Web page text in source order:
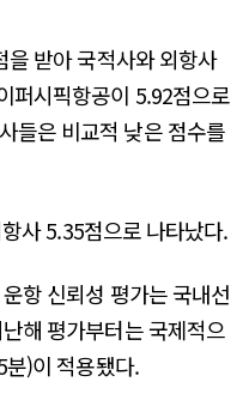
을 받아 국적사와 외항사
퍼시픽항공이 5.92점으로
들은 비교적 낮은 점수를
사 5.35점으로 나타났다.
항 신뢰성 평가는 국내선
해 평가부터는 국제적으
)이 적용됐다.